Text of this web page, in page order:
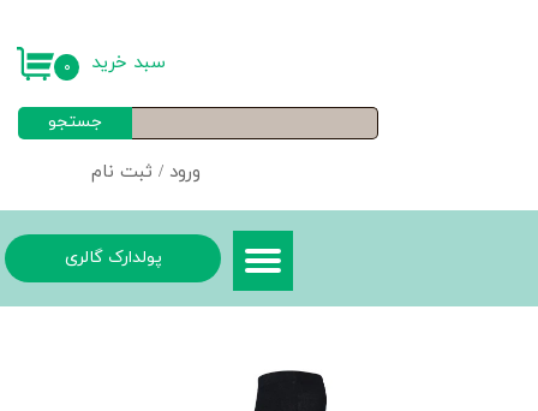
ورود / ثبت نام
خروج از حساب کاربری
جستجو
۰ سبد خرید
پولدارک گالری